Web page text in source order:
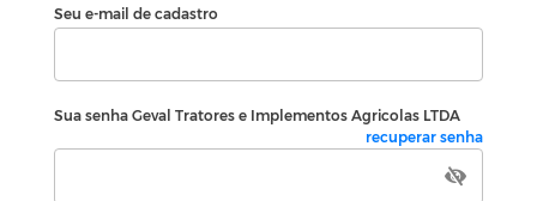
Seu e-mail de cadastro
Sua senha Geval Tratores e Implementos Agricolas LTDA
recuperar senha